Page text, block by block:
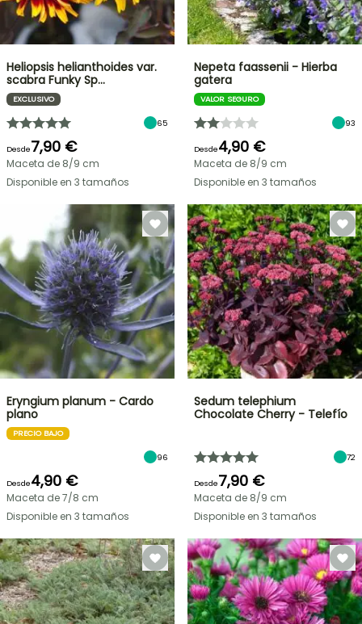
Heliopsis helianthoides var.
scabra Funky Sp…
EXCLUSIVO
65
Desde7,90 €
Maceta de 8/9 cm
Disponible en 3 tamaños
Nepeta faassenii - Hierba
gatera
VALOR SEGURO
93
Desde4,90 €
Maceta de 8/9 cm
Disponible en 3 tamaños
Eryngium planum - Cardo
plano
PRECIO BAJO
96
Desde4,90 €
Maceta de 7/8 cm
Disponible en 3 tamaños
Sedum telephium
Chocolate Cherry - Telefío
72
Desde7,90 €
Maceta de 8/9 cm
Disponible en 3 tamaños